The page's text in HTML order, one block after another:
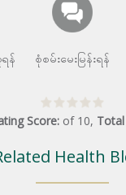
န် စုံစမ်းမေးမြန်းရန်
Score: of 10,
Health